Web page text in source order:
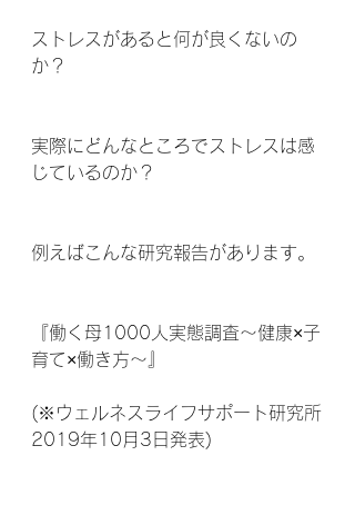
ストレスがあると何が良くないの
か？
実際にどんなところでストレスは感
じているのか？
例えばこんな研究報告があります。
『働く母1000人実態調査～健康×子
育て×働き方～』
(※ウェルネスライフサポート研究所
2019年10月3日発表)